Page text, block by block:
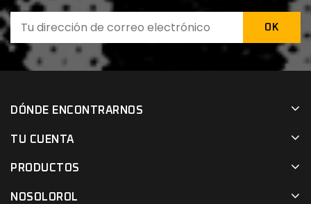
DÓNDE ENCONTRARNOS
TU CUENTA
PRODUCTOS
NOSOLOROL